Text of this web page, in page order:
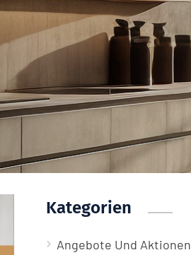
Kategorien
Angebote Und Aktionen